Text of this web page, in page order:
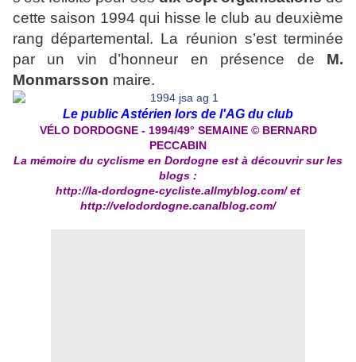
cette saison 1994 qui hisse le club au deuxième
rang départemental. La réunion s’est terminée
par un vin d’honneur en présence de M.
Monmarsson maire.
Le public Astérien lors de l'AG du club
VÉLO DORDOGNE - 1994/49° SEMAINE © BERNARD
PECCABIN
La mémoire du cyclisme en Dordogne est à découvrir sur les
blogs :
http://la-dordogne-cycliste.allmyblog.com/et
http://velodordogne.canalblog.com/